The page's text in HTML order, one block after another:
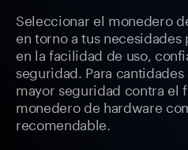
Seleccionar el monedero
en torno a tus necesidades
en la facilidad de uso,
seguridad. Para
mayor seguridad contra el
monedero de hardware
recomendable.